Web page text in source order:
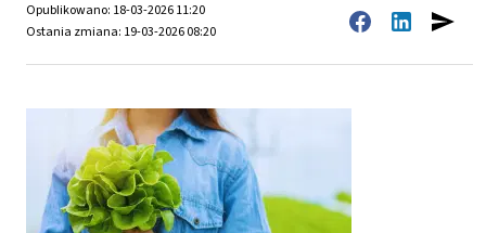
Opublikowano: 18-03-2026 11:20
Ostania zmiana: 19-03-2026 08:20